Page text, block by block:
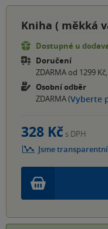
Kniha ( měkká
Dostupné u
Doručení
ZDARMA od 1299
Osobní odběr
ZDARMA (Vyberte
328 Kč s DPH
Jsme transparentní